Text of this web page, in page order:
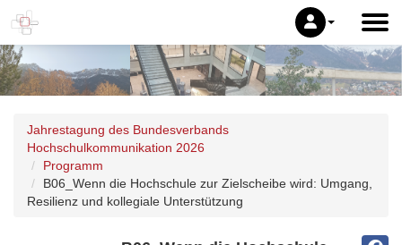
Jahrestagung des Bundesverbands
Hochschulkommunikation 2026
Programm
B06_Wenn die Hochschule zur Zielscheibe wird: Umgang,
Resilienz und kollegiale Unterstützung